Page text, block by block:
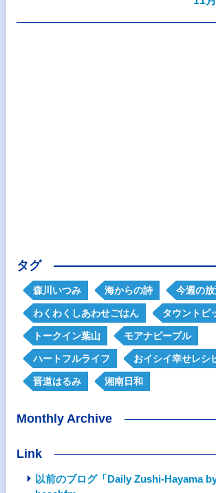
タグ
森川いつみ 海からの詩 今週の
わくわくしあわせごはん タウントピ
トークイン葉山 モアナピープル
ハートフルライフ おイシイ幸せレシ
晋道はるみ 湘南日和
Monthly Archive
Link
以前のブログ「Daily Zushi-Hayama